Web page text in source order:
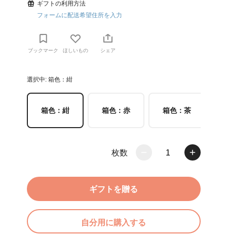
ギフトの利用方法
フォームに配送希望住所を入力
ブックマーク ほしいもの シェア
選択中: 箱色：紺
箱色：紺 箱色：赤 箱色：茶
枚数 1
ギフトを贈る
自分用に購入する